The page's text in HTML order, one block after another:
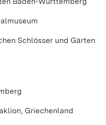
Schlösser und Gärten
Griechenland